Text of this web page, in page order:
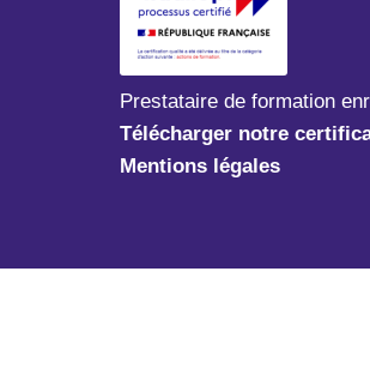
Prestataire de formation
Télécharger notre
Mentions légales